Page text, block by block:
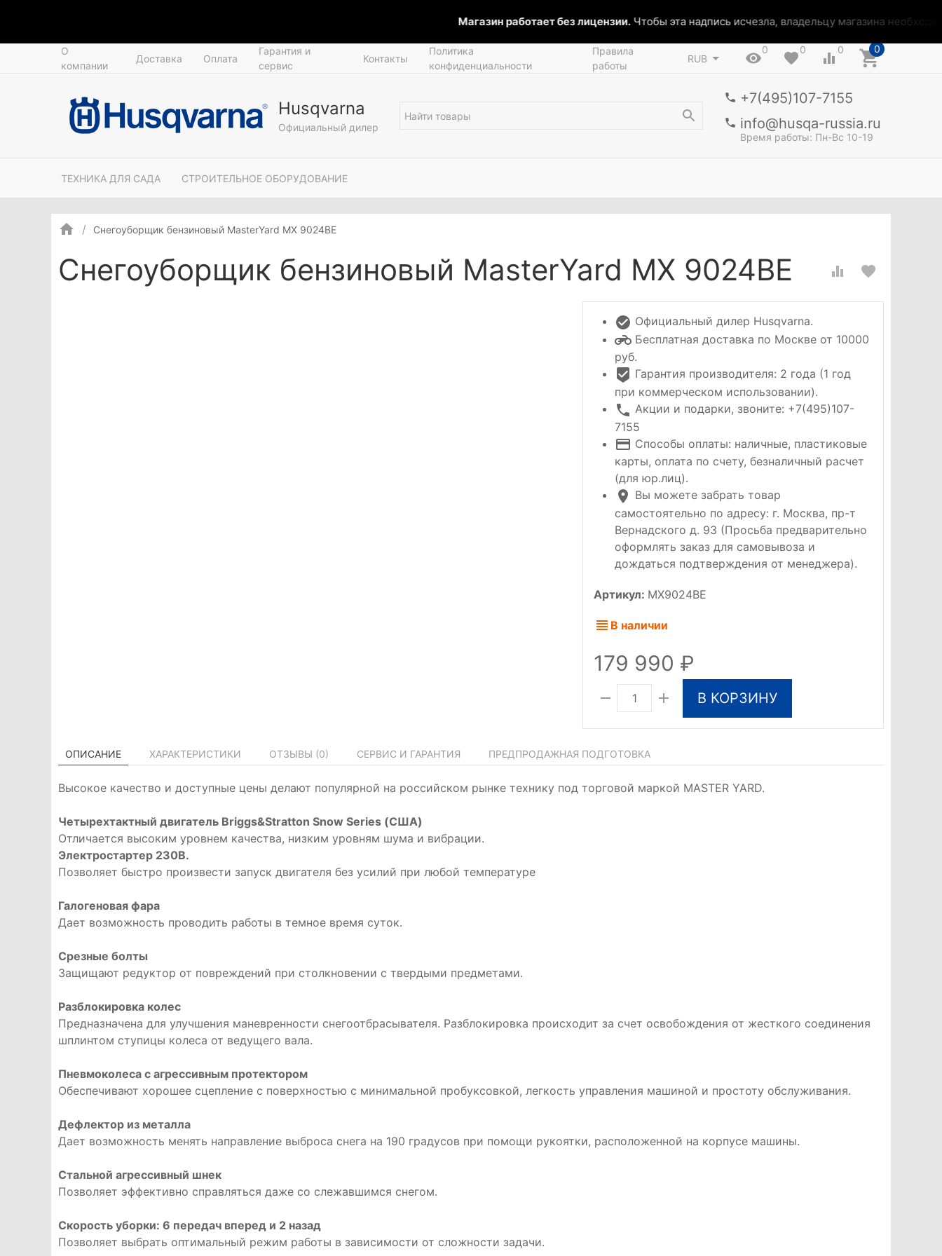
Магазин работает без лицензии.Чтобы эта надпись исчезла, владельцу магазина
О
компании
Доставка Оплата
Гарантия и
сервис
Контакты
Политика
конфиденциальности
Правила
работы
RUB
0 0 0 0
Husqvarna
Официальный дилер
+7(495)107-7155
info@husqa-russia.ru
Время работы: Пн-Вс 10-19
ТЕХНИКА ДЛЯ САДА СТРОИТЕЛЬНОЕ ОБОРУДОВАНИЕ
Снегоуборщик бензиновый MasterYard MX 9024BE
Снегоуборщик бензиновый MasterYard MX 9024BE
Официальный дилер Husqvarna.
Бесплатная доставка по Москве от 10000
руб.
Гарантия производителя: 2 года (1 год
при коммерческом использовании).
Акции и подарки, звоните: +7(495)107-
7155
Способы оплаты: наличные, пластиковые
карты, оплата по счету, безналичный расчет
(для юр.лиц).
Вы можете забрать товар
самостоятельно по адресу: г. Москва, пр-т
Вернадского д. 93 (Просьба предварительно
оформлять заказ для самовывоза и
дождаться подтверждения от менеджера).
Артикул: MX9024BE
В наличии
179 990
В КОРЗИНУ
ОПИСАНИЕ ХАРАКТЕРИСТИКИ ОТЗЫВЫ (0) СЕРВИС И ГАРАНТИЯ ПРЕДПРОДАЖНАЯ ПОДГОТОВКА
Высокое качество и доступные цены делают популярной на российском рынке технику под торговой маркой MASTER YARD.
Четырехтактный двигатель Briggs&Stratton Snow Series (США)
Отличается высоким уровнем качества, низким уровням шума и вибрации.
Электростартер 230В.
Позволяет быстро произвести запуск двигателя без усилий при любой температуре
Галогеновая фара
Дает возможность проводить работы в темное время суток.
Срезные болты
Защищают редуктор от повреждений при столкновении с твердыми предметами.
Разблокировка колес
Предназначена для улучшения маневренности снегоотбрасывателя. Разблокировка происходит за счет освобождения от жесткого соединения
шплинтом ступицы колеса от ведущего вала.
Пневмоколеса с агрессивным протектором
Обеспечивают хорошее сцепление с поверхностью с минимальной пробуксовкой, легкость управления машиной и простоту обслуживания.
Дефлектор из металла
Дает возможность менять направление выброса снега на 190 градусов при помощи рукоятки, расположенной на корпусе машины.
Стальной агрессивный шнек
Позволяет эффективно справляться даже со слежавшимся снегом.
Скорость уборки: 6 передач вперед и 2 назад
Позволяет выбрать оптимальный режим работы в зависимости от сложности задачи.